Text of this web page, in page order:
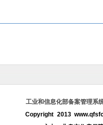
工业和信息化部备案管理系
Copyright 2013